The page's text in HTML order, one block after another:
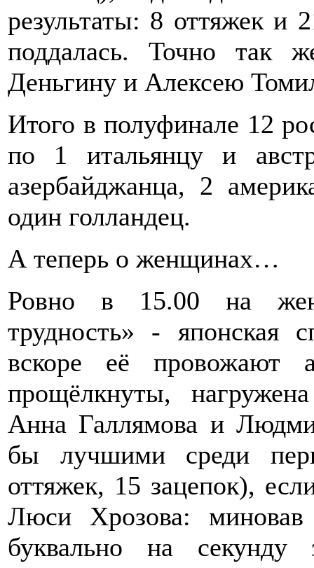
результаты: 8 оттяжек
поддалась. Точно так
Деньгину и Алексею
Итого в полуфинале 12
по 1 итальянцу и
азербайджанца, 2
один голландец.
А теперь о женщинах…
Ровно в 15.00 на
трудность» - японская
вскоре её провожают
прощёлкнуты,
Анна Галлямова и
бы лучшими среди
оттяжек, 15 зацепок),
Люси Хрозова:
буквально на секунду